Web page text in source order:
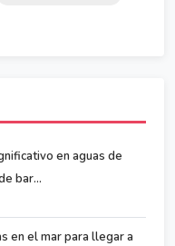
en aguas de
bar...
en el mar para llegar a